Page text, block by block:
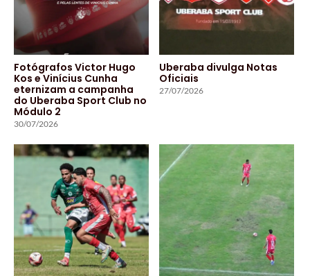
Fotógrafos Victor Hugo
Kos e Vinícius Cunha
eternizam a campanha
do Uberaba Sport Club no
Módulo 2
30/07/2026
Uberaba divulga Notas
Oficiais
27/07/2026